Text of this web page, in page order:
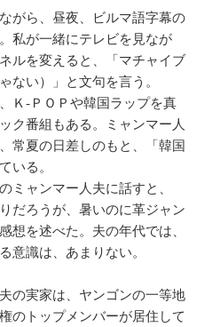
がら、昼夜、ビルマ語字幕の
私が一緒にテレビを見なが
ルを変えると、「マチャイブ
ない）」と文句を言う。
Ｋ‐ＰＯＰや韓国ラップを真
ク番組もある。ミャンマー人
常夏の日差しのもと、「韓国
いる。
ミャンマー人夫に話すと、
だろうが、暑いのに革ジャン
想を述べた。夫の年代では、
意識は、あまりない。
の実家は、ヤンゴンの一等地
のトップメンバーが居住して